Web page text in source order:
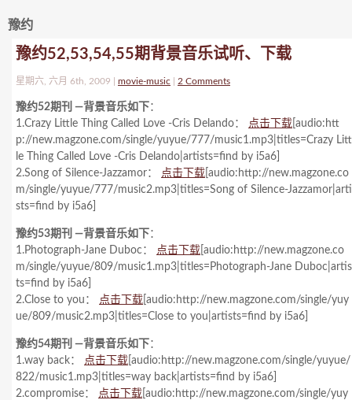
豫约
豫约52,53,54,55期背景音乐试听、下载
星期六, 六月 6th, 2009 | movie-music 2 Comments
豫约52期刊 —背景音乐如下 ：
1.Crazy Little Thing Called Love -Cris Delando： 点击下载 [audio:htt
p://new.magzone.com/single/yuyue/777/music1.mp3|titles=Crazy Litt
le Thing Called Love -Cris Delando|artists=find by i5a6]
2.Song of Silence-Jazzamor： 点击下载 [audio:http://new.magzone.co
m/single/yuyue/777/music2.mp3|titles=Song of Silence-Jazzamor|arti
sts=find by i5a6]
豫约53期刊 —背景音乐如下 ：
1.Photograph-Jane Duboc： 点击下载 [audio:http://new.magzone.co
m/single/yuyue/809/music1.mp3|titles=Photograph-Jane Duboc|artis
ts=find by i5a6]
2.Close to you： 点击下载 [audio:http://new.magzone.com/single/yuy
ue/809/music2.mp3|titles=Close to you|artists=find by i5a6]
豫约54期刊 —背景音乐如下 ：
1.way back： 点击下载 [audio:http://new.magzone.com/single/yuyue/
822/music1.mp3|titles=way back|artists=find by i5a6]
2.compromise： 点击下载 [audio:http://new.magzone.com/single/yuy